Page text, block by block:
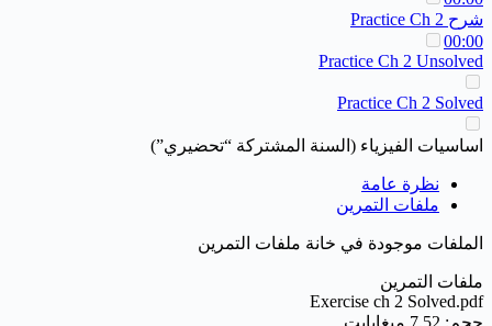
شرح Practice Ch 2
00:00
Practice Ch 2 Unsolved
Practice Ch 2 Solved
اساسيات الفيزياء (السنة المشتركة “تحضيري”)
نظرة عامة
ملفات التمرين
الملفات موجودة في خانة ملفات التمرين
ملفات التمرين
Exercise ch 2 Solved.pdf
حجم: 7.52 ميغابايت